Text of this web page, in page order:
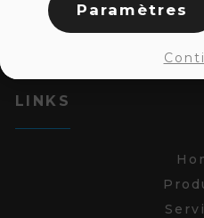
LINKS
Paramètres